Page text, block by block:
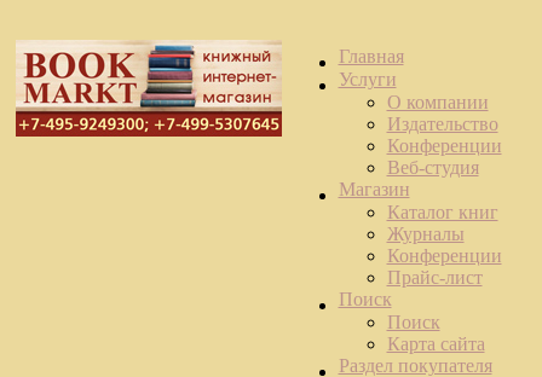
Главная
Услуги
О компании
Издательство
Конференции
Веб-студия
Магазин
Каталог книг
Журналы
Конференции
Прайс-лист
Поиск
Поиск
Карта сайта
Раздел покупателя